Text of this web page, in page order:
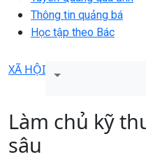
Thông tin quảng bá
Học tập theo Bác
XÃ HỘI
Làm chủ kỹ
sâu